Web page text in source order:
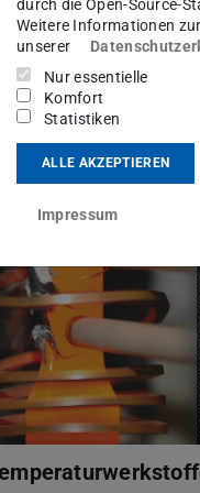
und Verbunde
durch die Open-Source-
Weitere Informationen
unserer
Nur essentielle
Komfort
Statistiken
ALLE AKZEPTIEREN
Impressum